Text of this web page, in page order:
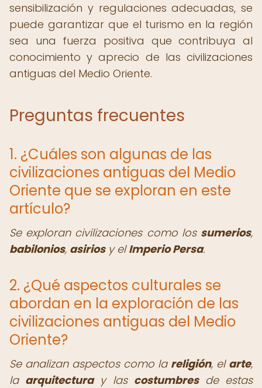
sensibilización y regulaciones adecuadas, se
puede garantizar que el turismo en la región
sea una fuerza positiva que contribuya al
conocimiento y aprecio de las civilizaciones
antiguas del Medio Oriente.
Preguntas frecuentes
1. ¿Cuáles son algunas de las
civilizaciones antiguas del Medio
Oriente que se exploran en este
artículo?
Se exploran civilizaciones como los sumerios,
babilonios, asiriosy elImperio Persa.
2. ¿Qué aspectos culturales se
abordan en la exploración de las
civilizaciones antiguas del Medio
Oriente?
Se analizan aspectos como la religión, el arte,
la arquitecturay las costumbresde estas